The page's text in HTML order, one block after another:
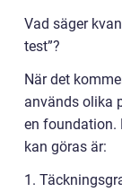
Vad säger
test”?
När det
används olika
en foundation.
kan göras är:
1.